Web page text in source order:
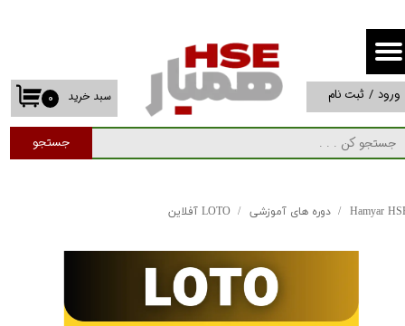
جستجو
۰ سبد خرید ورود / ثبت نام
حساب کاربری من
تغییر گذر واژه
سفارشات
Hamyar دوره های آموزشی LOTO آفلاین